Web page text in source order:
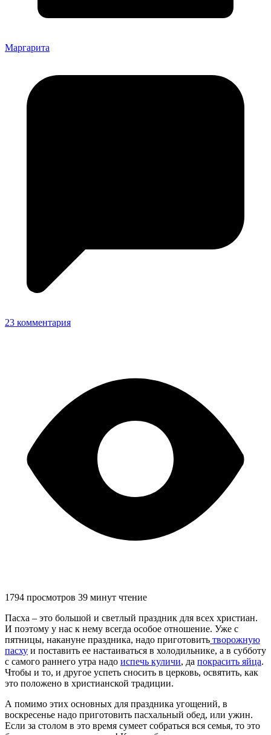
Маргарита
23 комментария
1794 просмотров 39 минут чтение
Пасха – это большой и светлый праздник для всех христиан.
И поэтому у нас к нему всегда особое отношение. Уже с
пятницы, накануне праздника, надо приготовить творожную
пасху и поставить ее настаиваться в холодильнике, а в субботу
с самого раннего утра надо испечь куличи, да покрасить яйца.
Чтобы и то, и другое успеть сносить в церковь, освятить, как
это положено в христианской традиции.
А помимо этих основных для праздника угощений, в
воскресенье надо приготовить пасхальный обед, или ужин.
Если за столом в это время сумеет собраться вся семья, то это